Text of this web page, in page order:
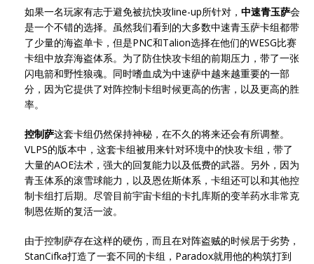
如果一名玩家有志于避免被抗快攻line-up所针对， 中速青玉萨会
是一个不错的选择。虽然我们看到的大多数中速青玉萨卡组都带
了少量的海盗单卡，但是PNC和Talion选择在他们的WESG比赛
卡组中放弃海盗体系。为了防住快攻卡组的前期压力，带了一张
闪电箭和野性狼魂。同时嗜血成为中速萨中越来越重要的一部
分，因为它提供了对阵控制卡组时候更高的伤害，以及更高的胜
率。
控制萨这套卡组仍然保持神秘，在不久的将来还会有所调整。
VLPS的版本中，这套卡组被用来针对环境中的快攻卡组，带了
大量的AOE法术，强大的回复能力以及低费的武器。另外，因为
青玉体系的滚雪球能力，以及恩佐斯体系，卡组还可以和其他控
制卡组打后期。尽管目前宇宙卡组的卡扎库斯的变羊药水非常克
制恩佐斯的复活一波。
由于控制萨存在这样的硬伤，而且在对阵盗贼的时候居于劣势，
StanCifka打造了一套不同的卡组，Paradox就用他的构筑打到